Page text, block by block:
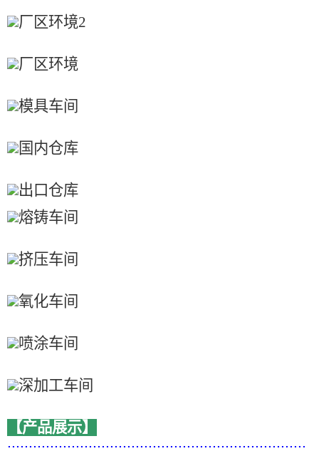
【产品展示】
......................................................................